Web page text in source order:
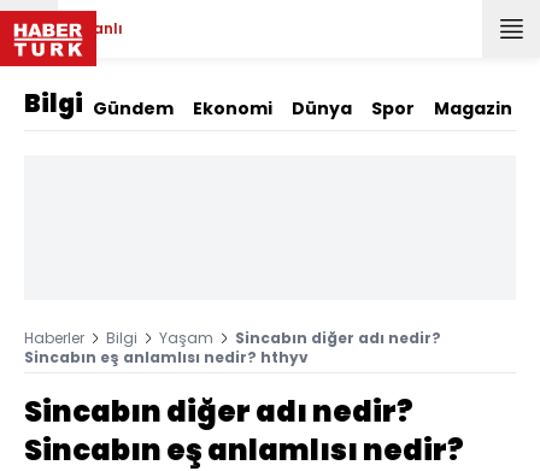
Canlı
Bilgi Gündem Ekonomi Dünya Spor Magazin
Haberler Bilgi Yaşam
Sincabın diğer adı nedir?
Sincabın eş anlamlısı nedir? hthyv
Sincabın diğer adı nedir?
Sincabın eş anlamlısı nedir?